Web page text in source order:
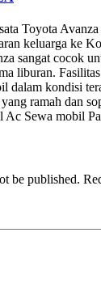
Toyota Avanza
keluarga ke
sangat cocok
liburan.
dalam kondisi
ramah dan
Ac Sewa mobil
be published.